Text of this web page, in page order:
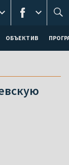
ОБЪЕКТИВ